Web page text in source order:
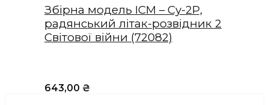
Збірна модель ICM – Су-2Р,
радянський літак-розвідник 2
Світової війни (72082)
643,00 ₴